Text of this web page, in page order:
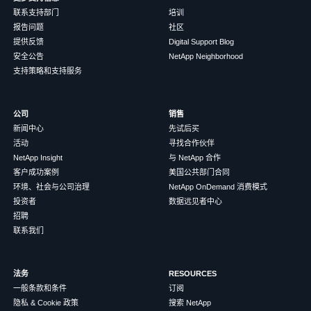
联系支持部门
报告问题
提供反馈
安全公告
支持策略和支持服务
培训
社区
Digital Support Blog
NetApp Neighborhood
公司
新闻中心
活动
NetApp Insight
客户成功案例
环境、社会与公司治理
投资者
招聘
联系我们
销售
先试后买
寻找合作伙伴
与 NetApp 合作
美国公共部门合同
NetApp OnDemand 消费模式
数据远见者中心
法务
一般条款和条件
隐私 & Cookie 政策
RESOURCES
订阅
搜索 NetApp